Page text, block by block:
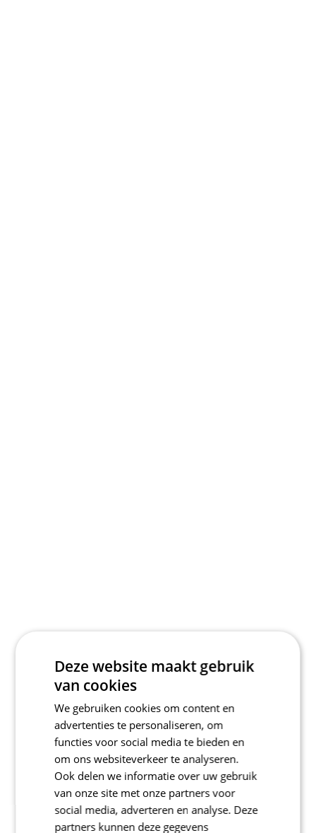
Deze website maakt gebruik
van cookies
We gebruiken cookies om content en
advertenties te personaliseren, om
functies voor social media te bieden en
om ons websiteverkeer te analyseren.
Ook delen we informatie over uw gebruik
van onze site met onze partners voor
social media, adverteren en analyse. Deze
partners kunnen deze gegevens